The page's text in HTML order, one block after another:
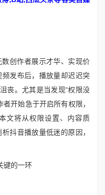
创作者展示才华、实现价
发布后，播放量却迟迟突
丧。尤其是当发现“权限没
开始急于开启所有权限，
文将从权限设置、内容质
抖音播放量低迷的原因，
键的一环